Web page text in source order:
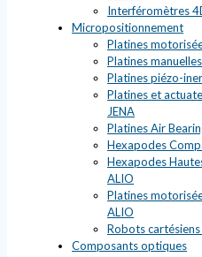
Interféromètres
Micropositionnement
Platines
Platines
Platines piézo-
Platines et
JENA
Platines Air
Hexapodes
Hexapodes
ALIO
Platines
ALIO
Robots cartésiens
Composants optiques